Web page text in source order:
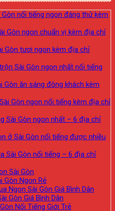
nổi tiếng ngon đáng thử kèm
Gòn ngon chuẩn vị kèm địa chỉ
Gòn tươi ngon kèm địa chỉ
Sài Gòn ngon nhất nổi tiếng
Gòn ăn sáng đông khách kèm
Gòn ngon nổi tiếng kèm địa chỉ
Sài Gòn ngon nhất – 6 địa chỉ
ở Sài Gòn nổi tiếng được nhiều
Sài Gòn nổi tiếng – 6 địa chỉ
Sài Gòn
Gòn Ngon Rẻ
Ngon Sài Gòn Giá Bình Dân
Gòn Giá Bình Dân
Nổi Tiếng Giới Trẻ